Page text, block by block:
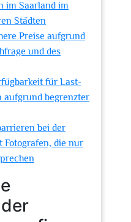
im Saarland im
Städten
Preise aufgrund
und des
für Last-
begrenzter
bei der
die nur